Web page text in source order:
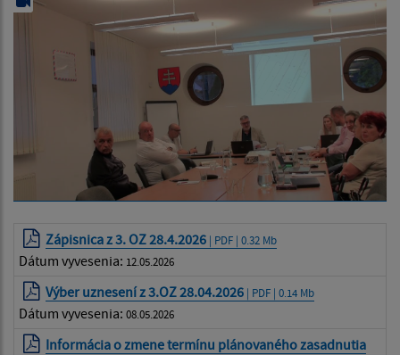
Zápisnica z 3. OZ 28.4.2026 | PDF | 0.32 Mb
Dátum vyvesenia: 12.05.2026
Výber uznesení z 3.OZ 28.04.2026 | PDF | 0.14 Mb
Dátum vyvesenia: 08.05.2026
Informácia o zmene termínu plánovaného zasadnutia